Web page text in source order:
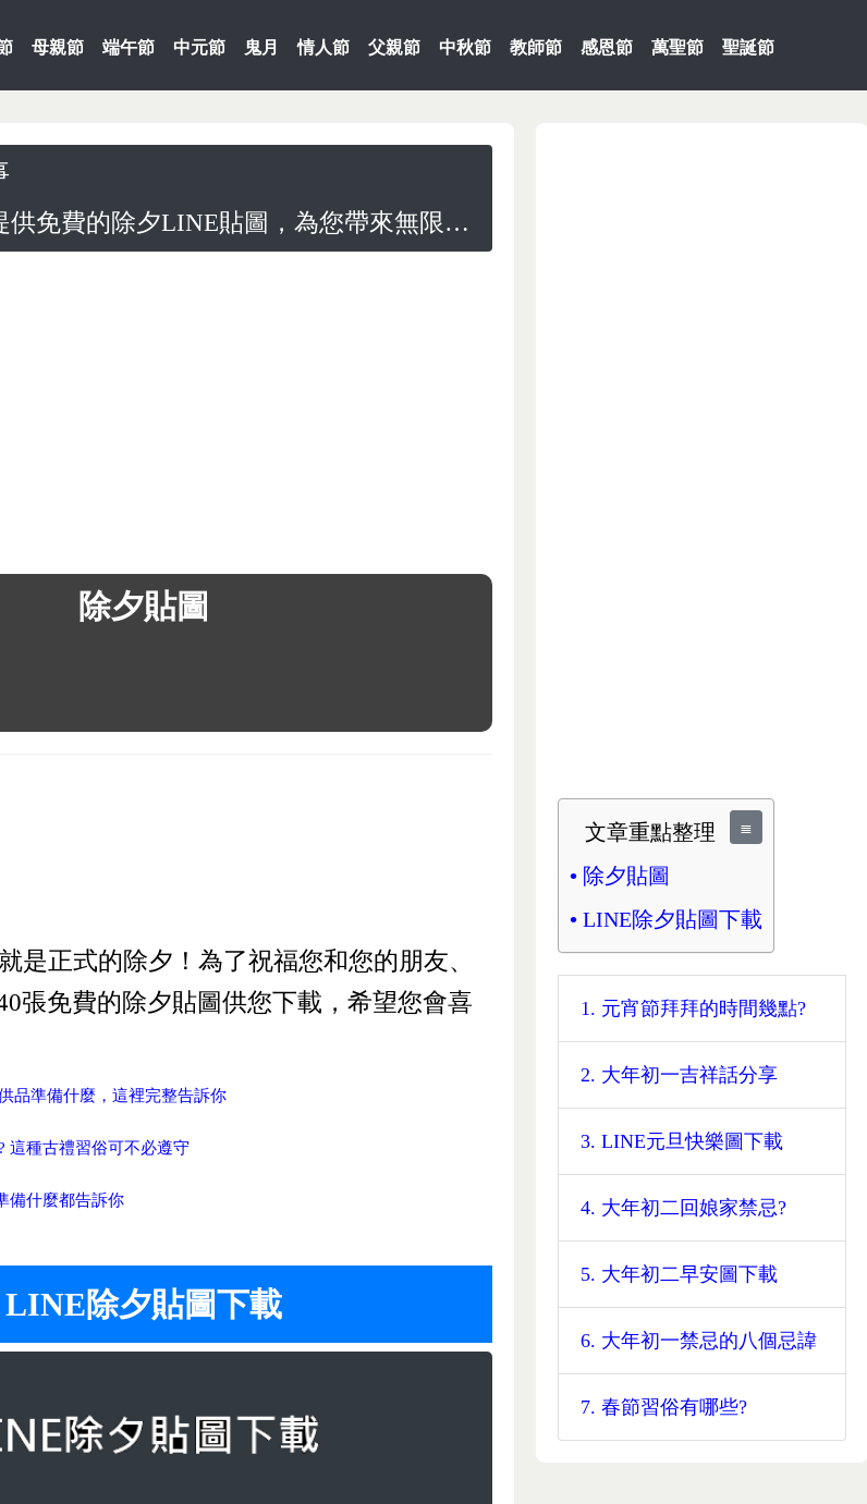
母親節 端午節 中元節 鬼月 情人節 父親節 中秋節 教師節 感恩節 萬聖節 聖誕節
貼圖，為您帶來無限歡樂和祝福！快來下載各種免費祝賀詞語精心設計的圖案，收穫歡樂新年！
除夕貼圖
是正式的除夕！為了祝福您和您的朋友、
張免費的除夕貼圖供您下載，希望您會喜
品準備什麼，這裡完整告訴你
這種古禮習俗可不必遵守
備什麼都告訴你
LINE除夕貼圖下載
文章重點整理 ≣
除夕貼圖
LINE除夕貼圖下載
1. 元宵節拜拜的時間幾點?
2. 大年初一吉祥話分享
3. LINE元旦快樂圖下載
4. 大年初二回娘家禁忌?
5. 大年初二早安圖下載
6. 大年初一禁忌的八個忌諱
7. 春節習俗有哪些?